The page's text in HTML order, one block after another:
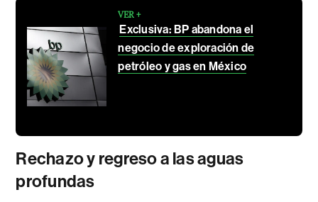
VER +
Exclusiva: BP abandona el
negocio de exploración de
petróleo y gas en México
Rechazo y regreso a las aguas
profundas